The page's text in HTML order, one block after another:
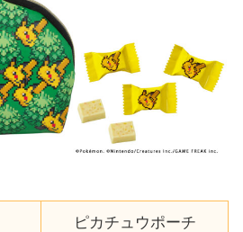
ピカチュウポーチ